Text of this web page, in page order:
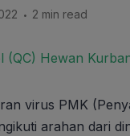
. 2 min read
virus PMK
arahan dari